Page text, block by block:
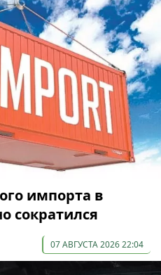
импорта в
сократился
07 АВГУСТА 2026 22:04